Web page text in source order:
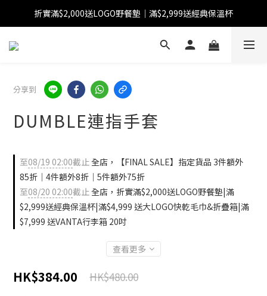
【FINAL SALE】指定商品低至38折
折實滿$2,000送LOGO野餐墊｜滿$2,999送經典保溫杯
【FINAL SALE】全單免運費
分享到
DUMBLE連指手套
至08/19 02:00截止全店，【FINAL SALE】指定貨品 3件額外
85折｜4件額外8折｜5件額外75折
至08/20 02:00截止全店，折實滿$2,000送LOGO野餐墊|滿
$2,999送經典保溫杯|滿$4,999 送大LOGO快乾毛巾&折疊箱|滿
$7,999 送VANTA行李箱 20吋
查看更多
HK$384.00 HK$480.00